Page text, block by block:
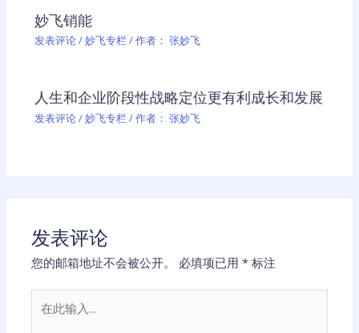
妙飞销能
发表评论/妙飞专栏/ 作者： 张妙飞
人生和企业阶段性战略定位更有利成长和发展
发表评论/妙飞专栏/ 作者： 张妙飞
发表评论
您的邮箱地址不会被公开。 必填项已用* 标注
此